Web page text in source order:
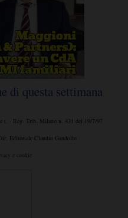
di questa settimana
t. - Reg. Trib. Milano n. 431 del 19/7/97
Editoriale Claudio Gandolfo
e cookie